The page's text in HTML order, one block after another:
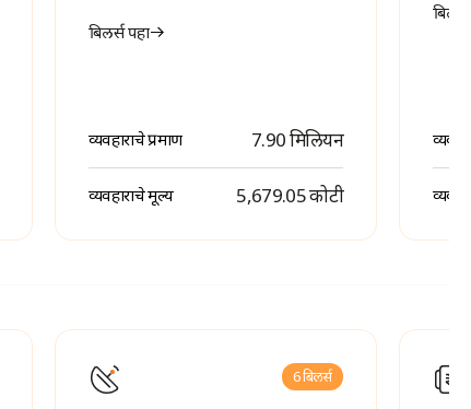
बिलर्स पहा
व्यवहाराचे प्रमाण 7.90 मिलियन
व्यवहाराचे मूल्य ₹ 5,679.05 कोटी
6 बिलर्स